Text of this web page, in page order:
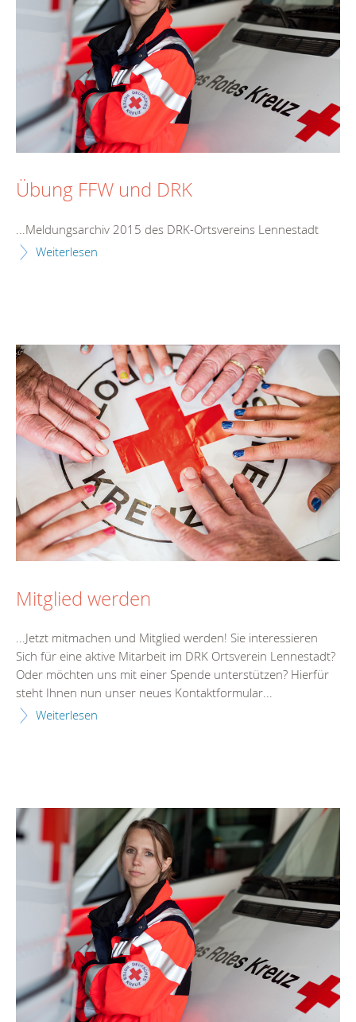
Übung FFW und DRK
...Meldungsarchiv 2015 des DRK-Ortsvereins Lennestadt
Weiterlesen
Mitglied werden
...Jetzt mitmachen und Mitglied werden! Sie interessieren
Sich für eine aktive Mitarbeit im DRK Ortsverein Lennestadt?
Oder möchten uns mit einer Spende unterstützen? Hierfür
steht Ihnen nun unser neues Kontaktformular...
Weiterlesen